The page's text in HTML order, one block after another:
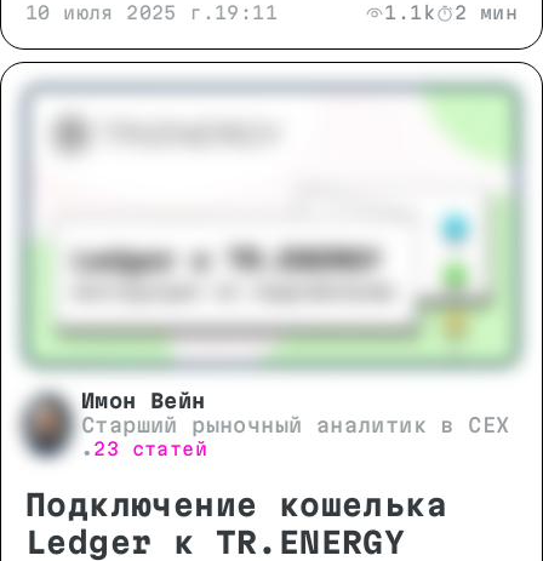
10 июля 2025 г. 19:11 1.1k 2 мин
Имон Вейн
Старший рыночный аналитик в CEX
• 23 статей
Подключение кошелька
Ledger к TR.ENERGY